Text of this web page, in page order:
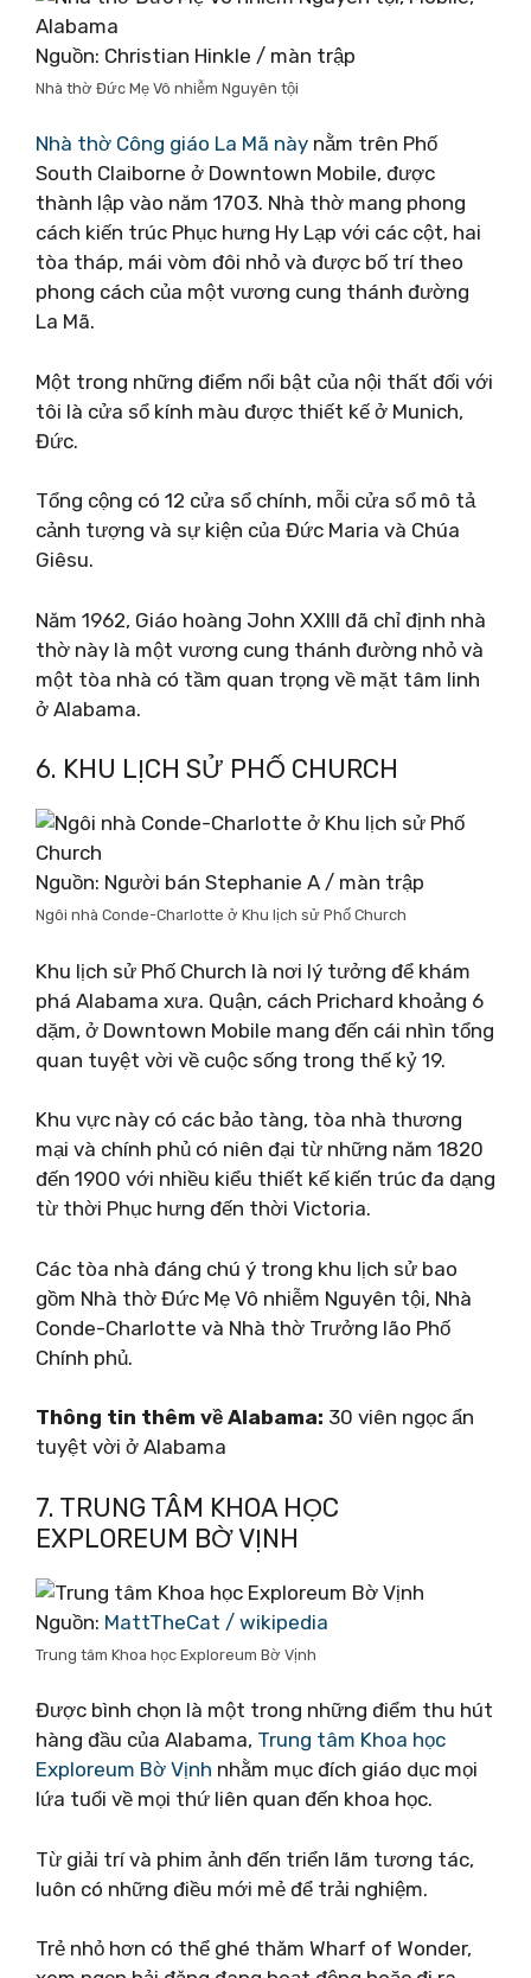
Nguồn: Christian Hinkle / màn trập
Nhà thờ Đức Mẹ Vô nhiễm Nguyên tội
Nhà thờ Công giáo La Mã này nằm trên Phố
South Claiborne ở Downtown Mobile, được
thành lập vào năm 1703. Nhà thờ mang phong
cách kiến ​​trúc Phục hưng Hy Lạp với các cột, hai
tòa tháp, mái vòm đôi nhỏ và được bố trí theo
phong cách của một vương cung thánh đường
La Mã.
Một trong những điểm nổi bật của nội thất đối với
tôi là cửa sổ kính màu được thiết kế ở Munich,
Đức.
Tổng cộng có 12 cửa sổ chính, mỗi cửa sổ mô tả
cảnh tượng và sự kiện của Đức Maria và Chúa
Giêsu.
Năm 1962, Giáo hoàng John XXIII đã chỉ định nhà
thờ này là một vương cung thánh đường nhỏ và
một tòa nhà có tầm quan trọng về mặt tâm linh
ở Alabama.
6. KHU LỊCH SỬ PHỐ CHURCH
Nguồn: Người bán Stephanie A / màn trập
Ngôi nhà Conde-Charlotte ở Khu lịch sử Phố Church
Khu lịch sử Phố Church là nơi lý tưởng để khám
phá Alabama xưa. Quận, cách Prichard khoảng 6
dặm, ở Downtown Mobile mang đến cái nhìn tổng
quan tuyệt vời về cuộc sống trong thế kỷ 19.
Khu vực này có các bảo tàng, tòa nhà thương
mại và chính phủ có niên đại từ những năm 1820
đến 1900 với nhiều kiểu thiết kế kiến ​​trúc đa dạng
từ thời Phục hưng đến thời Victoria.
Các tòa nhà đáng chú ý trong khu lịch sử bao
gồm Nhà thờ Đức Mẹ Vô nhiễm Nguyên tội, Nhà
Conde-Charlotte và Nhà thờ Trưởng lão Phố
Chính phủ.
Thông tin thêm về Alabama: 30 viên ngọc ẩn
tuyệt vời ở Alabama
7. TRUNG TÂM KHOA HỌC
EXPLOREUM BỜ VỊNH
Nguồn: MattTheCat / wikipedia
Trung tâm Khoa học Exploreum Bờ Vịnh
Được bình chọn là một trong những điểm thu hút
hàng đầu của Alabama, Trung tâm Khoa học
Exploreum Bờ Vịnh nhằm mục đích giáo dục mọi
lứa tuổi về mọi thứ liên quan đến khoa học.
Từ giải trí và phim ảnh đến triển lãm tương tác,
luôn có những điều mới mẻ để trải nghiệm.
Trẻ nhỏ hơn có thể ghé thăm Wharf of Wonder,